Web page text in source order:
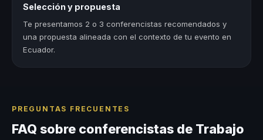
Selección y propuesta
Te presentamos 2 o 3 conferencistas recomendados y
una propuesta alineada con el contexto de tu evento en
Ecuador.
PREGUNTAS FRECUENTES
FAQ sobre conferencistas de Trabajo